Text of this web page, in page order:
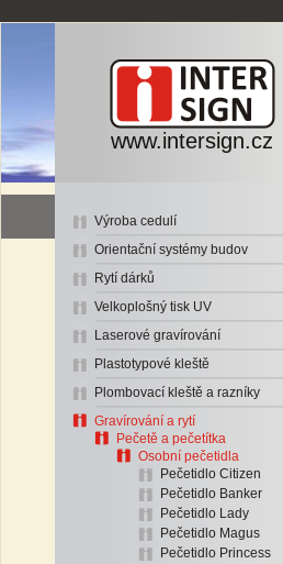
www.intersign.cz
Výroba cedulí
Orientační systémy budov
Rytí dárků
Velkoplošný tisk UV
Laserové gravírování
Plastotypové kleště
Plombovací kleště a razníky
Gravírování a rytí
Pečetě a pečetítka
Osobní pečetidla
Pečetidlo Citizen
Pečetidlo Banker
Pečetidlo Lady
Pečetidlo Magus
Pečetidlo Princess